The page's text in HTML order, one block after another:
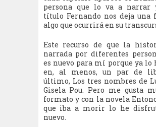
persona que lo va a narrar
título Fernando nos deja una
algo que ocurrirá en su
Este recurso de que la
narrada por diferentes
es nuevo para mí porque ya lo
en, al menos, un par de
último, Los tres nombres de
Gisela Pou. Pero me gusta
formato y con la novela
que iba a morir lo he
nuevo.